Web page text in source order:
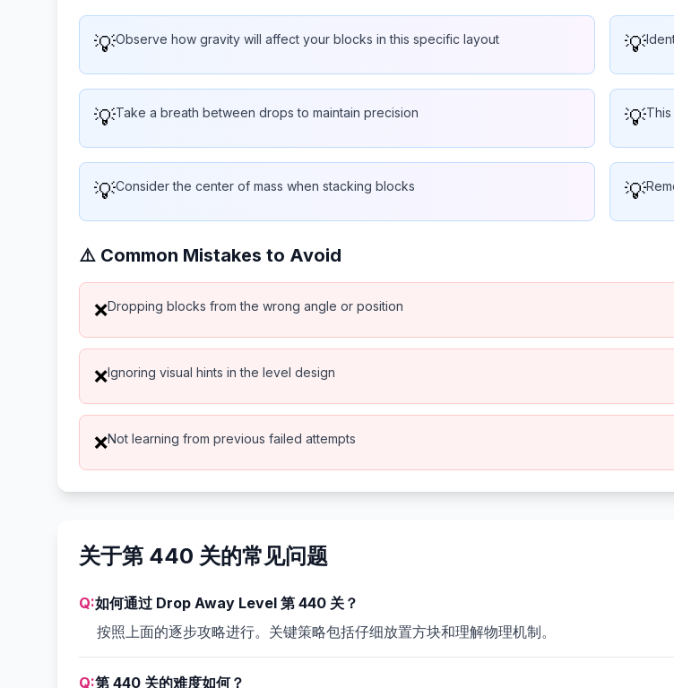
💡Observe how gravity will affect your blocks in this specific layout 💡
💡Take a breath between drops to maintain precision 💡
💡Consider the center of mass when stacking blocks 💡
⚠️ Common Mistakes to Avoid
❌Dropping blocks from the wrong angle or position
❌Ignoring visual hints in the level design
❌Not learning from previous failed attempts
关于第 440 关的常见问题
Q:如何通过 Drop Away Level 第 440 关？
按照上面的逐步攻略进行。关键策略包括仔细放置方块和理解物理机制。
Q:第 440 关的难度如何？